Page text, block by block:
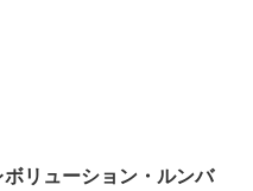
リューション・ルンバ